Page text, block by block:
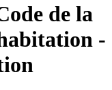
de la
-